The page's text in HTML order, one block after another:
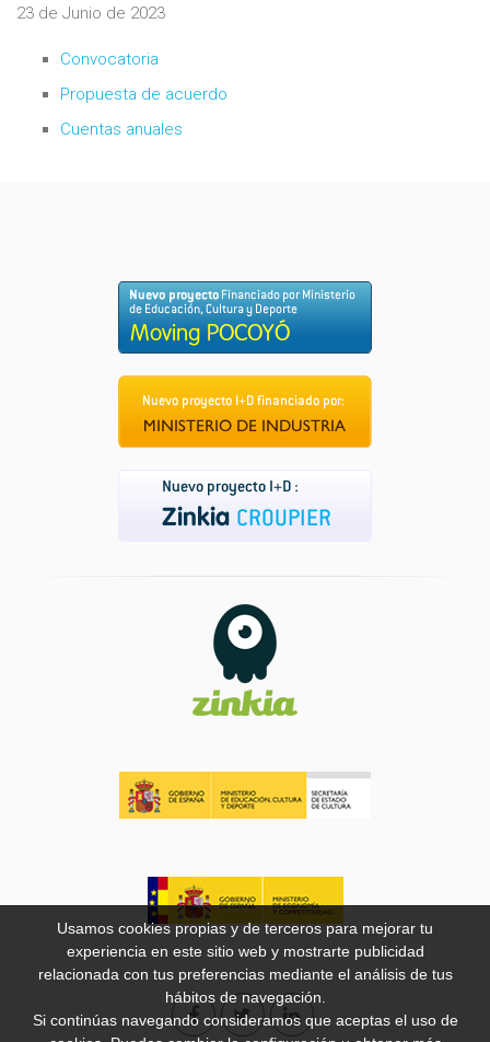
23 de Junio de 2023
Convocatoria
Propuesta de acuerdo
Cuentas anuales
Usamos cookies propias y de terceros para mejorar tu
experiencia en este sitio web y mostrarte publicidad
relacionada con tus preferencias mediante el análisis de tus
hábitos de navegación.
Si continúas navegando consideramos que aceptas el uso de